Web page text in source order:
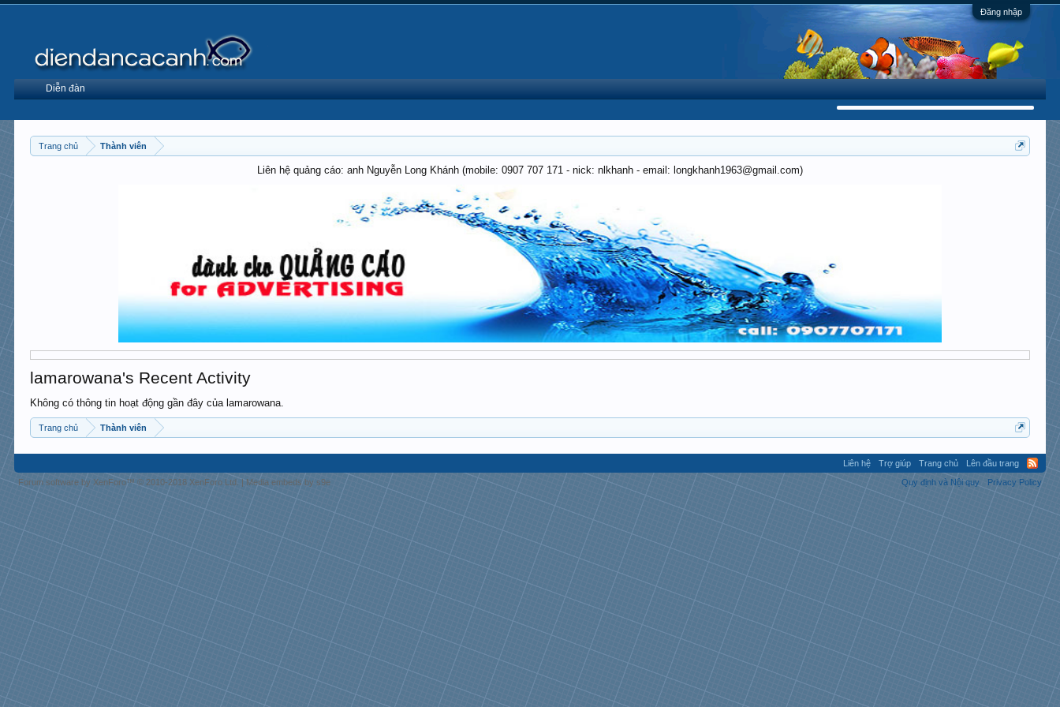
Đăng nhập
Trang chủ Thành viên
Liên hệ quảng cáo: anh Nguyễn Long Khánh (mobile: 0907 707 171 - nick: nlkhanh - email: longkhanh1963@gmail.com)
lamarowana's Recent Activity
Không có thông tin hoạt động gần đây của lamarowana.
Trang chủ Thành viên
Diễn đàn
Liên hệ Trợ giúp Trang chủ
Lên đầu trang
Quy định và Nội quy
Privacy Policy
Forum software by XenForo™© 2010-2018 XenForo Ltd. | Media embeds by s9e